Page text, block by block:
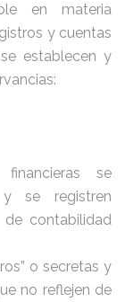
en materia
y cuentas
establecen y
se
y se registren
contabilidad
o secretas y
no reflejen de